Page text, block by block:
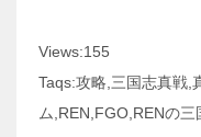
Views:155
Taqs:攻略,三国志真戦,
ム,REN,FGO,RENの